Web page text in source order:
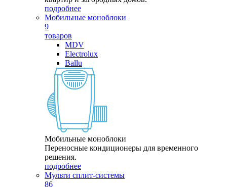
подробнее
Мобильные моноблоки
9
товаров
MDV
Electrolux
Ballu
Мобильные моноблоки
Переносные кондиционеры для временного
решения.
подробнее
Мульти сплит-системы
86